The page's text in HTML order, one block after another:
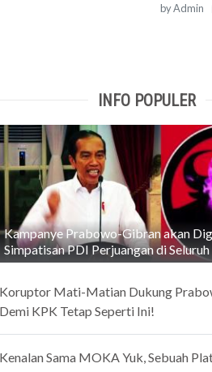
byAdmin
INFO POPULER
Kampanye Prabowo-Gibran akan
Simpatisan PDI Perjuangan di
Mati-Matian Dukung
KPK Tetap Seperti Ini!
Sama MOKA Yuk, Sebuah